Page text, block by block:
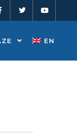
w
t
e
o
t
b
e
EN